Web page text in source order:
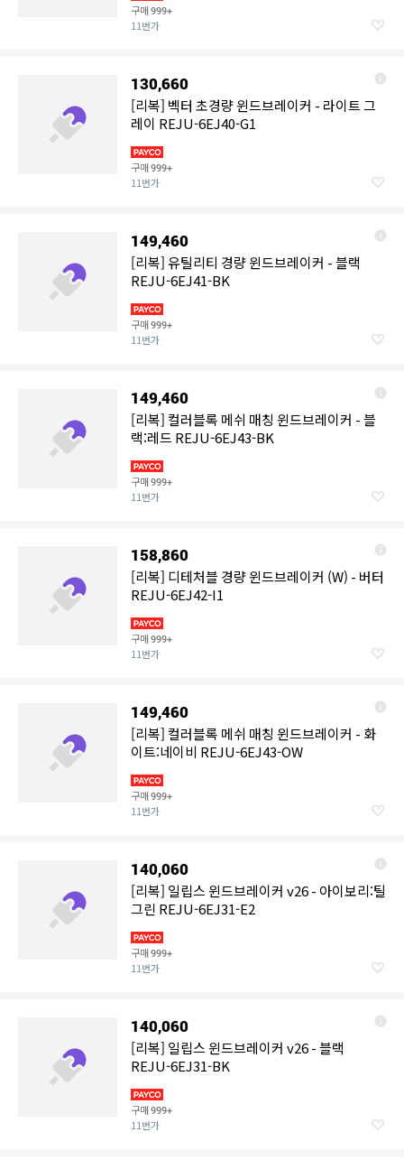
구매999+
11번가
130,660
[리복] 벡터 초경량 윈드브레이커 - 라이트 그
레이 REJU-6EJ40-G1
구매999+
11번가
149,460
[리복] 유틸리티 경량 윈드브레이커 - 블랙
REJU-6EJ41-BK
구매999+
11번가
149,460
[리복] 컬러블록 메쉬 매칭 윈드브레이커 - 블
랙:레드 REJU-6EJ43-BK
구매999+
11번가
158,860
[리복] 디테처블 경량 윈드브레이커 (W) - 버터
REJU-6EJ42-I1
구매999+
11번가
149,460
[리복] 컬러블록 메쉬 매칭 윈드브레이커 - 화
이트:네이비 REJU-6EJ43-OW
구매999+
11번가
140,060
[리복] 일립스 윈드브레이커 v26 - 아이보리:틸
그린 REJU-6EJ31-E2
구매999+
11번가
140,060
[리복] 일립스 윈드브레이커 v26 - 블랙
REJU-6EJ31-BK
구매999+
11번가